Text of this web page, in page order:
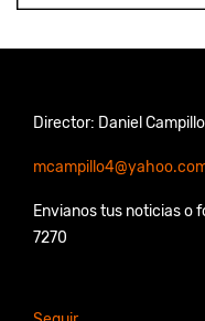
Director: Daniel Campillo
Envianos tus noticias o
7270